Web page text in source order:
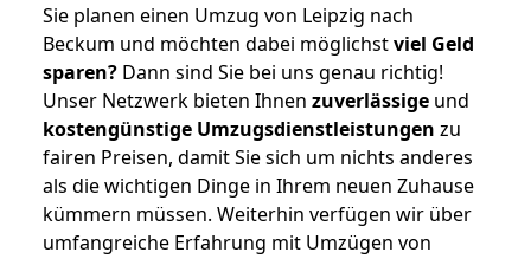
Sie planen einen Umzug von Leipzig nach
Beckum und möchten dabei möglichstviel Geld
sparen? Dann sind Sie bei uns genau richtig!
Unser Netzwerk bieten Ihnen zuverlässige und
kostengünstige Umzugsdienstleistungen zu
fairen Preisen, damit Sie sich um nichts anderes
als die wichtigen Dinge in Ihrem neuen Zuhause
kümmern müssen. Weiterhin verfügen wir über
umfangreiche Erfahrung mit Umzügen von